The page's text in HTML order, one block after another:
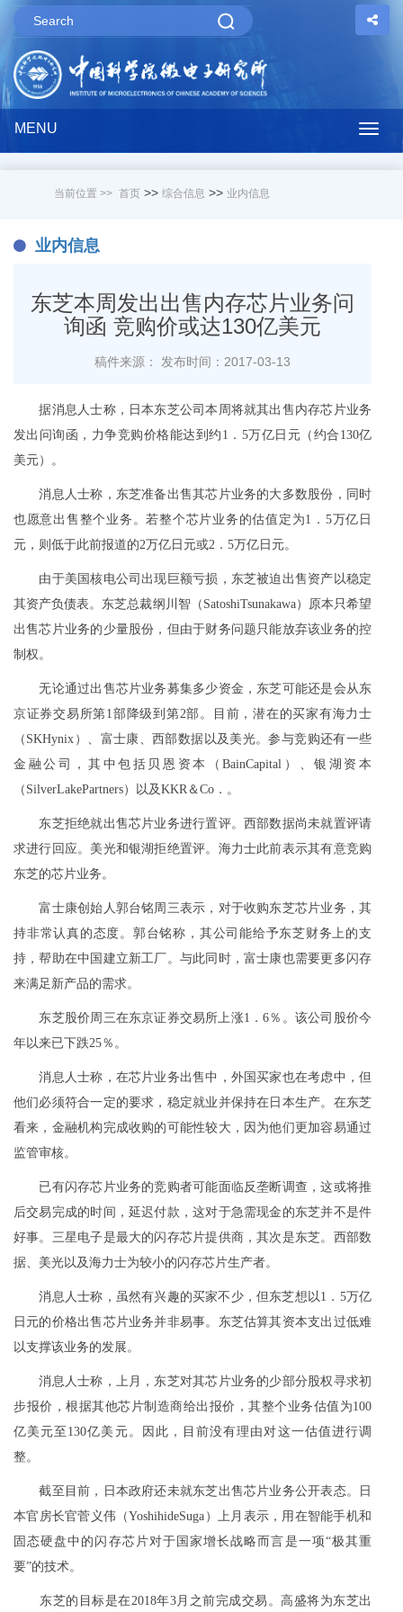
MENU
当前位置 >> 首页 >> 综合信息 >> 业内信息
业内信息
东芝本周发出出售内存芯片业务问
询函 竞购价或达130亿美元
稿件来源： 发布时间：2017-03-13
据消息人士称，日本东芝公司本周将就其出售内存芯片业务
发出问询函，力争竞购价格能达到约1．5万亿日元（约合130亿
美元）。
消息人士称，东芝准备出售其芯片业务的大多数股份，同时
也愿意出售整个业务。若整个芯片业务的估值定为1．5万亿日
元，则低于此前报道的2万亿日元或2．5万亿日元。
由于美国核电公司出现巨额亏损，东芝被迫出售资产以稳定
其资产负债表。东芝总裁纲川智（SatoshiTsunakawa）原本只希望
出售芯片业务的少量股份，但由于财务问题只能放弃该业务的控
制权。
无论通过出售芯片业务募集多少资金，东芝可能还是会从东
京证券交易所第1部降级到第2部。目前，潜在的买家有海力士
（SKHynix）、富士康、西部数据以及美光。参与竞购还有一些
金融公司，其中包括贝恩资本（BainCapital）、银湖资本
（SilverLakePartners）以及KKR＆Co．。
东芝拒绝就出售芯片业务进行置评。西部数据尚未就置评请
求进行回应。美光和银湖拒绝置评。海力士此前表示其有意竞购
东芝的芯片业务。
富士康创始人郭台铭周三表示，对于收购东芝芯片业务，其
持非常认真的态度。郭台铭称，其公司能给予东芝财务上的支
持，帮助在中国建立新工厂。与此同时，富士康也需要更多闪存
来满足新产品的需求。
东芝股价周三在东京证券交易所上涨1．6％。该公司股价今
年以来已下跌25％。
消息人士称，在芯片业务出售中，外国买家也在考虑中，但
他们必须符合一定的要求，稳定就业并保持在日本生产。在东芝
看来，金融机构完成收购的可能性较大，因为他们更加容易通过
监管审核。
已有闪存芯片业务的竞购者可能面临反垄断调查，这或将推
后交易完成的时间，延迟付款，这对于急需现金的东芝并不是件
好事。三星电子是最大的闪存芯片提供商，其次是东芝。西部数
据、美光以及海力士为较小的闪存芯片生产者。
消息人士称，虽然有兴趣的买家不少，但东芝想以1．5万亿
日元的价格出售芯片业务并非易事。东芝估算其资本支出过低难
以支撑该业务的发展。
消息人士称，上月，东芝对其芯片业务的少部分股权寻求初
步报价，根据其他芯片制造商给出报价，其整个业务估值为100
亿美元至130亿美元。因此，目前没有理由对这一估值进行调
整。
截至目前，日本政府还未就东芝出售芯片业务公开表态。日
本官房长官菅义伟（YoshihideSuga）上月表示，用在智能手机和
固态硬盘中的闪存芯片对于国家增长战略而言是一项“极其重
要”的技术。
东芝的目标是在2018年3月之前完成交易。高盛将为东芝出